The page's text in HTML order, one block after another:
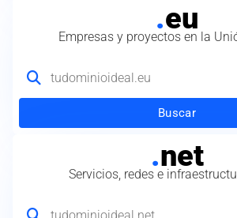
.eu
Empresas y proyectos en la
Buscar
.net
Servicios, redes e